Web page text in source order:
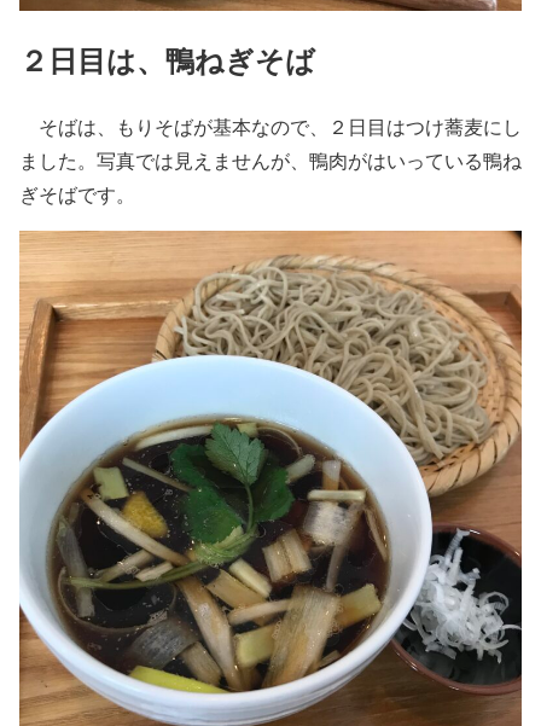
２日目は、鴨ねぎそば
そばは、もりそばが基本なので、２日目はつけ蕎麦にし
ました。写真では見えませんが、鴨肉がはいっている鴨ね
ぎそばです。